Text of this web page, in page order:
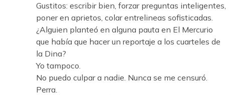
Gustitos: escribir bien, forzar preguntas inteligentes,
poner en aprietos, colar entrelineas sofisticadas.
¿Alguien planteó en alguna pauta en El Mercurio
que había que hacer un reportaje a los cuarteles de
la Dina?
Yo tampoco.
No puedo culpar a nadie. Nunca se me censuró.
Perra.